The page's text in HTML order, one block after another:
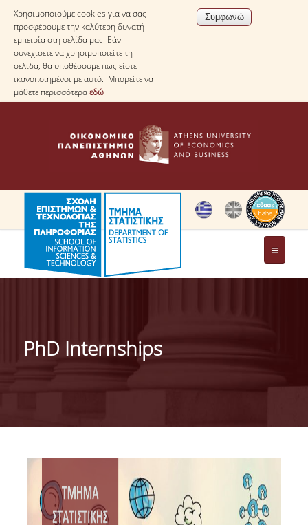
Χρησιμοποιούμε cookies για να σας
προσφέρουμε την καλύτερη δυνατή
εμπειρία στη σελίδα μας. Εάν
συνεχίσετε να χρησιμοποιείτε τη
σελίδα, θα υποθέσουμε πως είστε
ικανοποιημένοι με αυτό. Μπορείτε να
μάθετε περισσότεραεδώ
ΤΟ ΤΜΗΜΑ
ΔΙΟΙΚΗΣΗ ΤΟΥ ΤΜΗΜΑΤΟΣ
QSRANKINGS 2022
ACADEMIC REPUTATION QS2022
PhD Internships